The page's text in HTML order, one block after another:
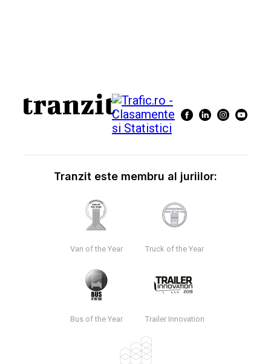
Tranzit este membru al juriilor:
Van of the Year Truck of the Year
Bus of the Year Trailer Innovation